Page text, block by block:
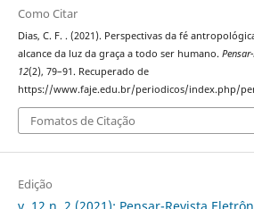
Como Citar
Dias, C. F. . (2021). Perspectivas da fé
alcance da luz da graça a todo ser humano.
12(2), 79–91. Recuperado de
https://www.faje.edu.br/periodicos/index.php/
Fomatos de Citação
Edição